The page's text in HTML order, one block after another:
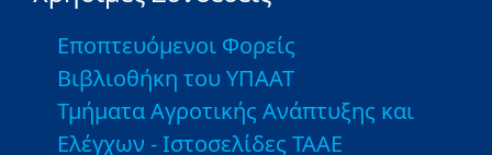
Εποπτευόμενοι Φορείς
Βιβλιοθήκη του ΥΠΑΑΤ
Τμήματα Αγροτικής Ανάπτυξης και
Ελέγχων - Ιστοσελίδες ΤΑΑΕ